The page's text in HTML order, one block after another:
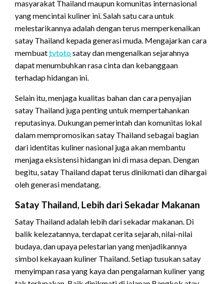
masyarakat Thailand maupun komunitas internasional
yang mencintai kuliner ini. Salah satu cara untuk
melestarikannya adalah dengan terus memperkenalkan
satay Thailand kepada generasi muda. Mengajarkan cara
membuattvtotosatay dan mengenalkan sejarahnya
dapat menumbuhkan rasa cinta dan kebanggaan
terhadap hidangan ini.
Selain itu, menjaga kualitas bahan dan cara penyajian
satay Thailand juga penting untuk mempertahankan
reputasinya. Dukungan pemerintah dan komunitas lokal
dalam mempromosikan satay Thailand sebagai bagian
dari identitas kuliner nasional juga akan membantu
menjaga eksistensi hidangan ini di masa depan. Dengan
begitu, satay Thailand dapat terus dinikmati dan dihargai
oleh generasi mendatang.
Satay Thailand, Lebih dari Sekadar Makanan
Satay Thailand adalah lebih dari sekadar makanan. Di
balik kelezatannya, terdapat cerita sejarah, nilai-nilai
budaya, dan upaya pelestarian yang menjadikannya
simbol kekayaan kuliner Thailand. Setiap tusukan satay
menyimpan rasa yang kaya dan pengalaman kuliner yang